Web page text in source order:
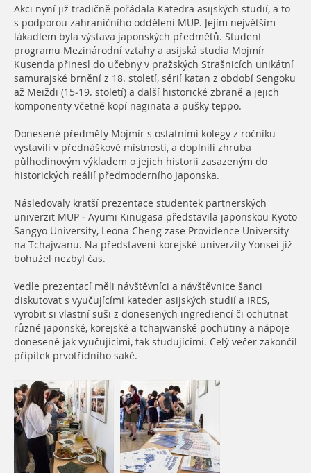
Akci nyní již tradičně pořádala Katedra asijských studií, a to
s podporou zahraničního oddělení MUP. Jejím největším
lákadlem byla výstava japonských předmětů. Student
programu Mezinárodní vztahy a asijská studia Mojmír
Kusenda přinesl do učebny v pražských Strašnicích unikátní
samurajské brnění z 18. století, sérií katan z období Sengoku
až Meiždi (15-19. století) a další historické zbraně a jejich
komponenty včetně kopí naginata a pušky teppo.
Donesené předměty Mojmír s ostatními kolegy z ročníku
vystavili v přednáškové místnosti, a doplnili zhruba
půlhodinovým výkladem o jejich historii zasazeným do
historických reálií předmoderního Japonska.
Následovaly kratší prezentace studentek partnerských
univerzit MUP - Ayumi Kinugasa představila japonskou Kyoto
Sangyo University, Leona Cheng zase Providence University
na Tchajwanu. Na představení korejské univerzity Yonsei již
bohužel nezbyl čas.
Vedle prezentací měli návštěvníci a návštěvnice šanci
diskutovat s vyučujícími kateder asijských studií a IRES,
vyrobit si vlastní suši z donesených ingrediencí či ochutnat
různé japonské, korejské a tchajwanské pochutiny a nápoje
donesené jak vyučujícími, tak studujícími. Celý večer zakončil
přípitek prvotřídního saké.